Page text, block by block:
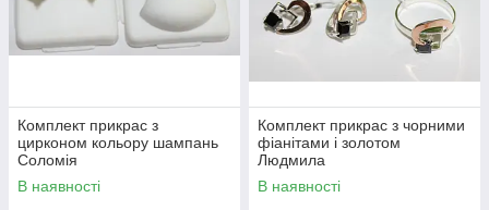
Комплект прикрас з
цирконом кольору шампань
Соломія
В наявності
Комплект прикрас з чорними
фіанітами і золотом
Людмила
В наявності